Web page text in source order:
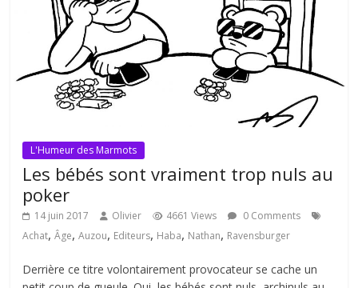
L'Humeur des Marmots
Les bébés sont vraiment trop nuls au
poker
14 juin 2017 Olivier 4661 Views
0 Comments
Achat,Âge,Auzou, Editeurs, Haba, Nathan, Ravensburger
Derrière ce titre volontairement provocateur se cache un